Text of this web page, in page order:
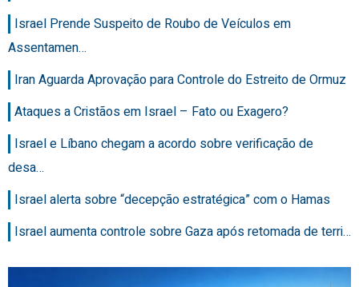
Israel Prende Suspeito de Roubo de Veículos em
Assentamen…
Iran Aguarda Aprovação para Controle do Estreito de Ormuz
Ataques a Cristãos em Israel – Fato ou Exagero?
Israel e Líbano chegam a acordo sobre verificação de
desa…
Israel alerta sobre “decepção estratégica” com o Hamas
Israel aumenta controle sobre Gaza após retomada de terri…